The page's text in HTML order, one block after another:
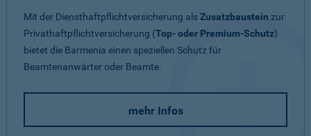
Mit der Diensthaftpflichtversicherung alsZusatzbaustein zur
Privathaftpflichtversicherung (Top- oder Premium-Schutz)
bietet die Barmenia einen speziellen Schutz für
Beamtenanwärter oder Beamte.
mehr Infos